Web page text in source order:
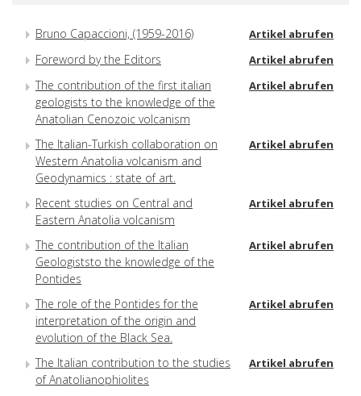
Bruno Capaccioni, (1959-2016) Artikel abrufen
Foreword by the Editors Artikel abrufen
The contribution of the first italian
geologists to the knowledge of the
Anatolian Cenozoic volcanism
Artikel abrufen
The Italian-Turkish collaboration on
Western Anatolia volcanism and
Geodynamics : state of art.
Artikel abrufen
Recent studies on Central and
Eastern Anatolia volcanism
Artikel abrufen
The contribution of the Italian
Geologiststo the knowledge of the
Pontides
Artikel abrufen
The role of the Pontides for the
interpretation of the origin and
evolution of the Black Sea.
Artikel abrufen
The Italian contribution to the studies
of Anatolianophiolites
Artikel abrufen